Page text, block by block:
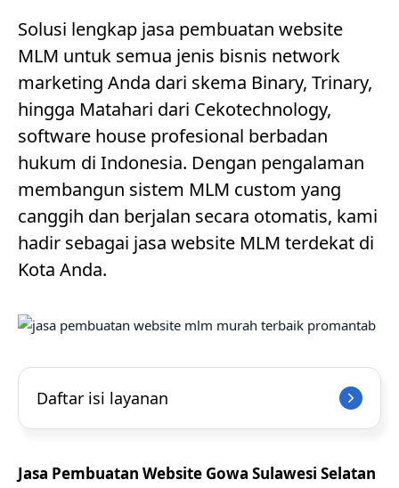
Solusi lengkap jasa pembuatan website
MLM untuk semua jenis bisnis network
marketing Anda dari skema Binary, Trinary,
hingga Matahari dari Cekotechnology,
software house profesional berbadan
hukum di Indonesia. Dengan pengalaman
membangun sistem MLM custom yang
canggih dan berjalan secara otomatis, kami
hadir sebagai jasa website MLM terdekat di
Kota Anda.
Daftar isi layanan
Jasa Pembuatan Website Gowa Sulawesi Selatan